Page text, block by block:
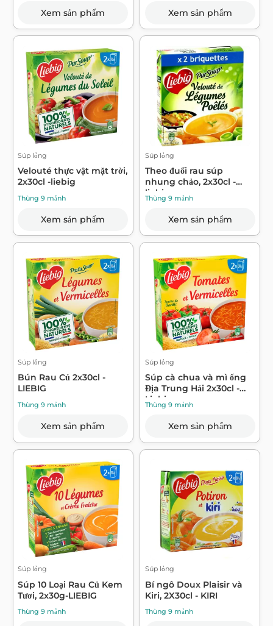
Xem sản phẩm Xem sản phẩm
Súp lỏng
Velouté thực vật mặt trời,
2x30cl -liebig
Thùng 9 mảnh
Xem sản phẩm
Súp lỏng
Theo đuổi rau súp
nhung chảo, 2x30cl -
liebig
Thùng 9 mảnh
Xem sản phẩm
Súp lỏng
Bún Rau Củ 2x30cl -
LIEBIG
Thùng 9 mảnh
Xem sản phẩm
Súp lỏng
Súp cà chua và mì ống
Địa Trung Hải 2x30cl -
Liebig
Thùng 9 mảnh
Xem sản phẩm
Súp lỏng
Súp 10 Loại Rau Củ Kem
Tươi, 2x30g-LIEBIG
Thùng 9 mảnh
Súp lỏng
Bí ngô Doux Plaisir và
Kiri, 2X30cl - KIRI
Thùng 9 mảnh